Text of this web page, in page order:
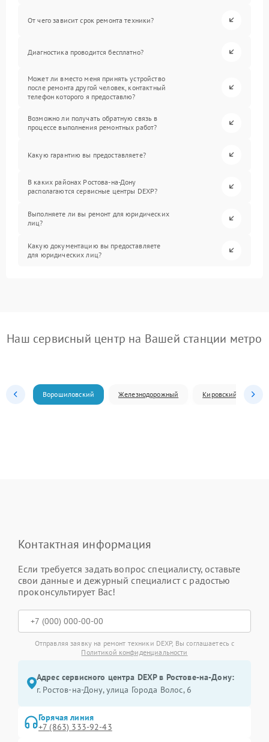
От чего зависит срок ремонта техники?
Диагностика проводится бесплатно?
Может ли вместо меня принять устройство
после ремонта другой человек, контактный
телефон которого я предоставлю?
Возможно ли получать обратную связь в
процессе выполнения ремонтных работ?
Какую гарантию вы предоставляете?
В каких районах Ростова-на-Дону
располагаются сервисные центры DEXP?
Выполняете ли вы ремонт для юридических
лиц?
Какую документацию вы предоставляете
для юридических лиц?
Наш сервисный центр на Вашей станции метро
Ворошиловский Железнодорожный Кировский
Контактная информация
Если требуется задать вопрос специалисту, оставьте
свои данные и дежурный специалист с радостью
проконсультирует Вас!
Отправляя заявку на ремонт техники DEXP, Вы соглашаетесь с
Политикой конфиденциальности
Адрес сервисного центра DEXP в Ростове-на-Дону:
г. Ростов-на-Дону, улица Города Волос, 6
Горячая линия
+7 (863) 333-92-43